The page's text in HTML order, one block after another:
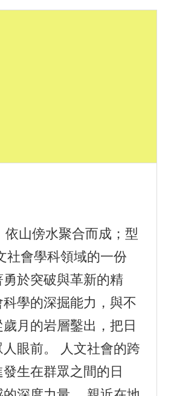
山傍水聚合而成；型
社會學科領域的一份
於突破與革新的精
學的深掘能力，與不
月的岩層鑿出，把日
眼前。 人文社會的跨
生在群眾之間的日